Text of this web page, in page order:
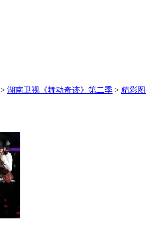
> 湖南卫视《舞动奇迹》第二季 > 精彩